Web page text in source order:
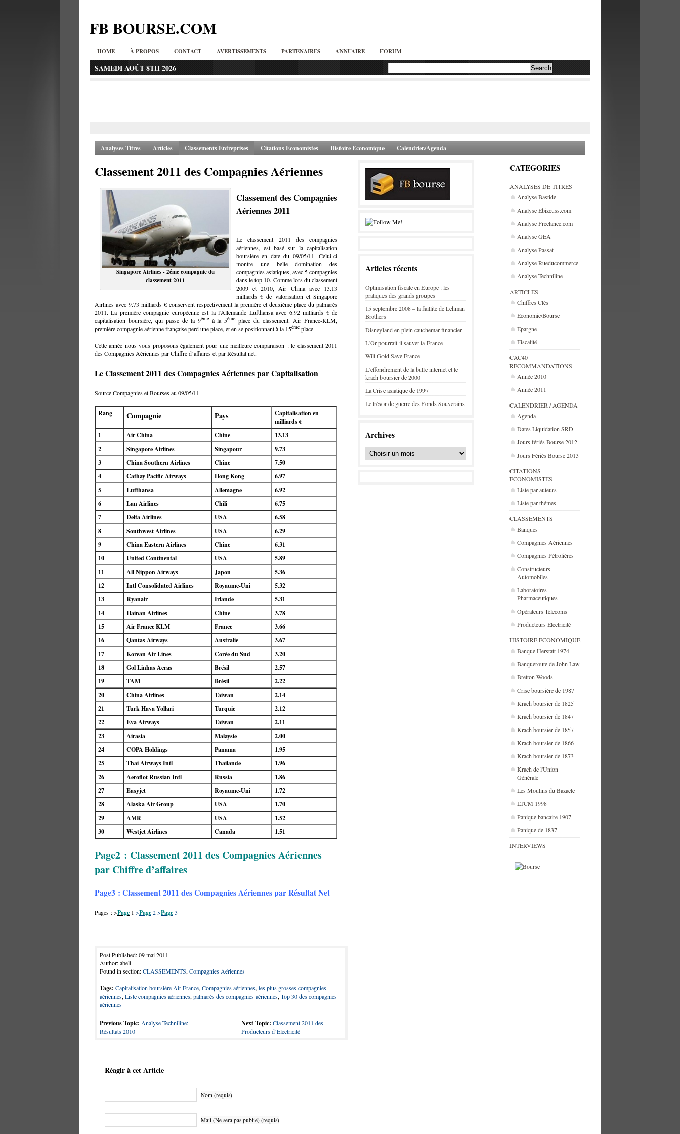
FB BOURSE.COM
HOME À PROPOS CONTACT AVERTISSEMENTS PARTENAIRES ANNUAIRE FORUM
SAMEDI AOÛT 8TH 2026
Analyses Titres Articles Classements Entreprises Citations Economistes Histoire Economique Calendrier/Agenda
CATEGORIES
ANALYSES DE TITRES
Analyse Bastide
Analyse Ebizcuss.com
Analyse Freelance.com
Analyse GEA
Analyse Passat
Analyse Rueducommerce
Analyse Techniline
ARTICLES
Chiffres Clés
Economie/Bourse
Epargne
Fiscalité
CAC40
RECOMMANDATIONS
Année 2010
Année 2011
CALENDRIER / AGENDA
Agenda
Dates Liquidation SRD
Jours fériés Bourse 2012
Jours Fériés Bourse 2013
CITATIONS
ECONOMISTES
Liste par auteurs
Liste par thémes
CLASSEMENTS
Banques
Compagnies Aériennes
Compagnies Pétroliéres
Constructeurs
Automobiles
Laboratoires
Pharmaceutiques
Opérateurs Telecoms
Producteurs Electricité
HISTOIRE ECONOMIQUE
Banque Herstatt 1974
Banqueroute de John Law
Bretton Woods
Crise boursière de 1987
Krach boursier de 1825
Krach boursier de 1847
Krach boursier de 1857
Krach boursier de 1866
Krach boursier de 1873
Krach de l'Union
Générale
Les Moulins du Bazacle
LTCM 1998
Panique bancaire 1907
Panique de 1837
INTERVIEWS
Classement 2011 des Compagnies Aériennes
Singapore Airlines - 2éme compagnie du
classement 2011
Classement des Compagnies
Aériennes 2011
Le classement 2011 des compagnies
aériennes, est basé sur la capitalisation
boursière en date du 09/05/11. Celui-ci
montre une belle domination des
compagnies asiatiques, avec 5 compagnies
dans le top 10. Comme lors du classement
2009 et 2010, Air China avec 13.13
milliards € de valorisation et Singapore
Airlines avec 9.73 milliards € conservent respectivement la première et deuxième place du palmarès
2011. La première compagnie européenne est la l’Allemande Lufthansa avec 6.92 milliards € de
capitalisation boursière, qui passe de la 9émeà la 5éme place du classement. Air France-KLM,
première compagnie aérienne française perd une place, et en se positionnant à la 15éme place.
Cette année nous vous proposons également pour une meilleure comparaison : le classement 2011
des Compagnies Aériennes par Chiffre d’affaires et par Résultat net.
Le Classement 2011 des Compagnies Aériennes par Capitalisation
Source Compagnies et Bourses au 09/05/11
Rang Compagnie Pays
Capitalisation en
milliards €
1
Air China Chine
13.13
2
Singapore Airlines Singapour
9.73
3
China Southern Airlines Chine
7.50
4
Cathay Pacific Airways Hong Kong
6.97
5
Lufthansa Allemagne
6.92
6
Lan Airlines Chili
6.75
7
Delta Airlines USA
6.58
8
Southwest Airlines USA
6.29
9
China Eastern Airlines Chine
6.31
10
United Continental USA
5.89
11
All Nippon Airways Japon
5.36
12
Intl Consolidated Airlines Royaume-Uni
5.32
13
Ryanair Irlande
5.31
14
Hainan Airlines Chine
3.78
15
Air France KLM France
3.66
16
Qantas Airways Australie
3.67
17
Korean Air Lines Corée du Sud
3.20
18
Gol Linhas Aeras Brésil
2.57
19
TAM Brésil
2.22
20
China Airlines Taiwan
2.14
21
Turk Hava Yollari Turquie
2.12
22
Eva Airways Taiwan
2.11
23
Airasia Malaysie
2.00
24
COPA Holdings Panama
1.95
25
Thai Airways Intl Thailande
1.96
26
Aeroflot Russian Intl Russia
1.86
27
Easyjet Royaume-Uni
1.72
28
Alaska Air Group USA
1.70
29
AMR USA
1.52
30
Westjet Airlines Canada 1.51
Page2 : Classement 2011 des Compagnies Aériennes
par Chiffre d’affaires
Page3 : Classement 2011 des Compagnies Aériennes par Résultat Net
Pages : >Page 1 >Page2>Page3
Post Published: 09 mai 2011
Author: abell
Found in section:CLASSEMENTS, Compagnies Aériennes
Tags: Capitalisation boursière Air France, Compagnies aériennes, les plus grosses compagnies
aériennes, Liste compagnies aériennes, palmarès des compagnies aériennes, Top 30 des compagnies
aériennes
Previous Topic: Analyse Techniline:
Résultats 2010
Next Topic: Classement 2011 des
Producteurs d’Electricité
Réagir à cet Article
Nom (requis)
Mail (Ne sera pas publié) (requis)
Articles récents
Optimisation fiscale en Europe : les
pratiques des grands groupes
15 septembre 2008 – la faillite de Lehman
Brothers
Disneyland en plein cauchemar financier
L’Or pourrait-il sauver la France
Will Gold Save France
L’effondrement de la bulle internet et le
krach boursier de 2000
La Crise asiatique de 1997
Le trésor de guerre des Fonds Souverains
Archives